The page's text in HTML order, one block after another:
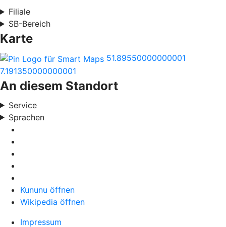
Filiale
SB-Bereich
Karte
51.89550000000001
7.191350000000001
An diesem Standort
Service
Sprachen
Kununu öffnen
Wikipedia öffnen
Impressum